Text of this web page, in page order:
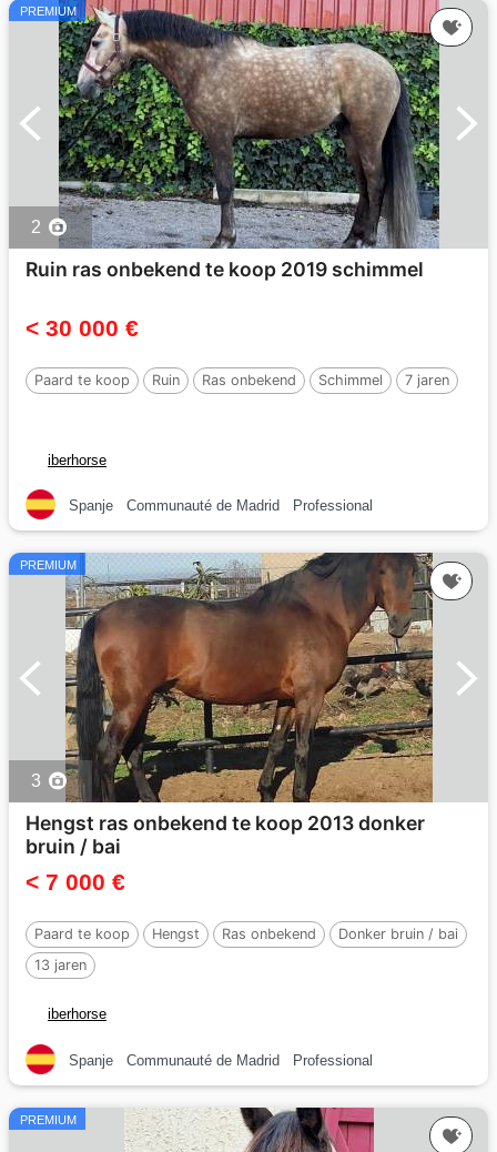
PREMIUM
2
Ruin ras onbekend te koop 2019 schimmel
< 30 000 €
Paard te koop Ruin Ras onbekend Schimmel 7 jaren
iberhorse
Spanje Communauté de Madrid Professional
PREMIUM
3
Hengst ras onbekend te koop 2013 donker
bruin / bai
< 7 000 €
Paard te koop Hengst Ras onbekend
Donker bruin / bai
13 jaren
iberhorse
Spanje Communauté de Madrid Professional
PREMIUM